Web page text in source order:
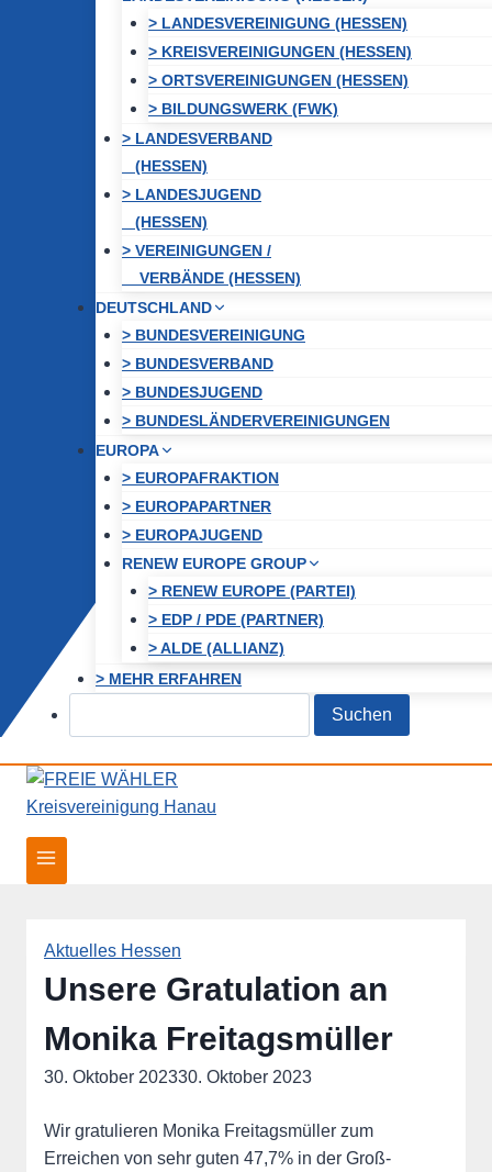
> LANDESVEREINIGUNG (HESSEN)
> KREISVEREINIGUNGEN (HESSEN)
> ORTSVEREINIGUNGEN (HESSEN)
> BILDUNGSWERK (FWK)
> LANDESVERBAND
(HESSEN)
> LANDESJUGEND
(HESSEN)
> VEREINIGUNGEN /
VERBÄNDE (HESSEN)
DEUTSCHLAND
> BUNDESVEREINIGUNG
> BUNDESVERBAND
> BUNDESJUGEND
> BUNDESLÄNDERVEREINIGUNGEN
EUROPA
> EUROPAFRAKTION
> EUROPAPARTNER
> EUROPAJUGEND
RENEW EUROPE GROUP
> RENEW EUROPE (PARTEI)
> EDP / PDE (PARTNER)
> ALDE (ALLIANZ)
> MEHR ERFAHREN
Aktuelles Hessen
Unsere Gratulation an
Monika Freitagsmüller
30. Oktober 202330. Oktober 2023
Wir gratulieren Monika Freitagsmüller zum
Erreichen von sehr guten 47,7% in der Groß-